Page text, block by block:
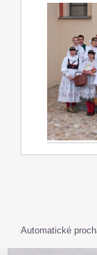
Automatické